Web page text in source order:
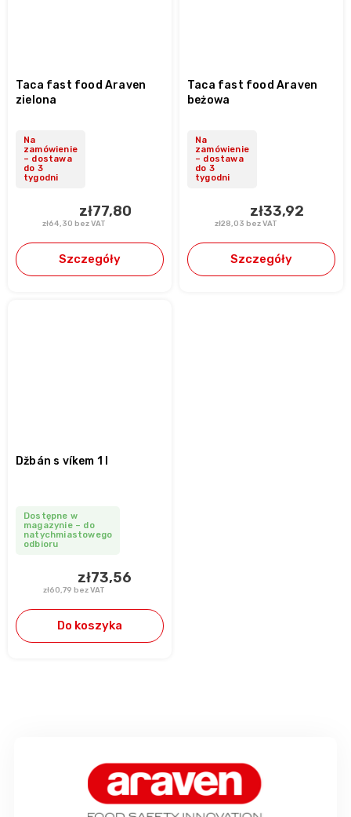
Taca fast food Araven
zielona
Na
zamówienie
– dostawa
do 3
tygodni
zł64,30 bez VAT
zł77,80
Szczegóły
Taca fast food Araven
beżowa
Na
zamówienie
– dostawa
do 3
tygodni
zł28,03 bez VAT
zł33,92
Szczegóły
Džbán s víkem 1 l
Dostępne w
magazynie – do
natychmiastowego
odbioru
zł60,79 bez VAT
zł73,56
Do koszyka